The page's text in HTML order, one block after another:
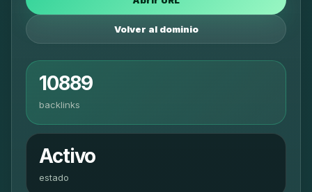
Volver al dominio
10889
backlinks
Activo
estado